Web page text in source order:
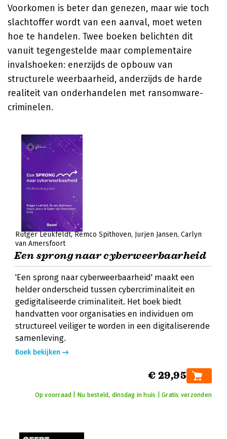
Voorkomen is beter dan genezen, maar wie toch
slachtoffer wordt van een aanval, moet weten
hoe te handelen. Twee boeken belichten dit
vanuit tegengestelde maar complementaire
invalshoeken: enerzijds de opbouw van
structurele weerbaarheid, anderzijds de harde
realiteit van onderhandelen met ransomware-
criminelen.
Rutger Leukfeldt Remco Spithoven Jurjen Jansen Carlyn
van Amersfoort
Een sprong naar cyberweerbaarheid
'Een sprong naar cyberweerbaarheid' maakt een
helder onderscheid tussen cybercriminaliteit en
gedigitaliseerde criminaliteit. Het boek biedt
handvatten voor organisaties en individuen om
structureel veiliger te worden in een digitaliserende
samenleving.
Boek bekijken
€ 29,95
Op voorraad | Nu besteld, dinsdag in huis | Gratis verzonden